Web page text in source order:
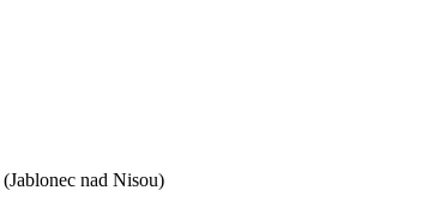
(Jablonec nad Nisou)